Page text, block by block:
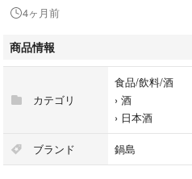
他でも出品中ですので、突然の削除や
手土産や差入れに便利な白いカートン
ボールで梱包して発送いたします。
よろしくお願いします。
ーーーーーーーーーーーーー
Nabeshima Fukuchiyo brewery な
少 九州 佐賀 清酒 鍋島 裏鍋島 隠
ベル 4号瓶 写楽 宮泉 花邑 大吟醸
4ヶ月前
商品情報
カテゴリ
食品/飲料/酒
› 酒
› 日本酒
ブランド 鍋島